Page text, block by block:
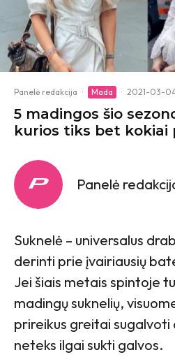
Panelė redakcija · Mada · 2021-03-
5 madingos šio
kurios tiks bet kokiai
Panelė
Suknelė – universalus
derinti prie įvairiausių
Jei šiais metais spintoje
madingų suknelių,
prireikus greitai sugalvoti
neteks ilgai sukti galvos.